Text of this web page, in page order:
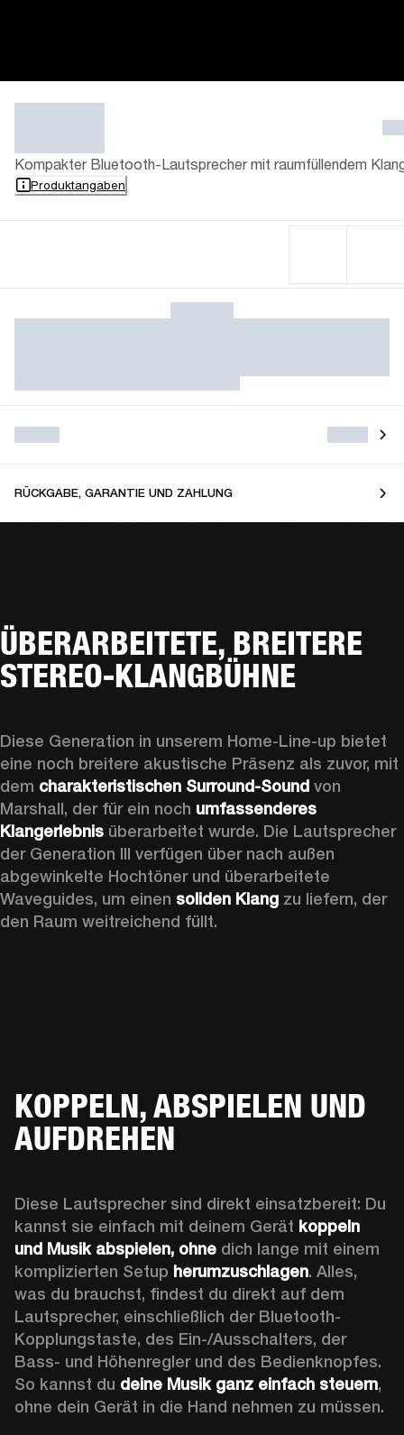
Kompakter Bluetooth-Lautsprecher mit raumfüllendem
Produktangaben
RÜCKGABE, GARANTIE UND ZAHLUNG
ÜBERARBEITETE, BREITERE
STEREO-KLANGBÜHNE
Diese Generation in unserem Home-Line-up bietet
eine noch breitere akustische Präsenz als zuvor, mit
dem charakteristischen Surround-Sound von
Marshall, der für ein noch umfassenderes
Klangerlebnis überarbeitet wurde. Die Lautsprecher
der Generation III verfügen über nach außen
abgewinkelte Hochtöner und überarbeitete
Waveguides, um einen soliden Klang zu liefern, der
den Raum weitreichend füllt.
KOPPELN, ABSPIELEN UND
AUFDREHEN
Diese Lautsprecher sind direkt einsatzbereit: Du
kannst sie einfach mit deinem Gerät koppeln
und Musik abspielen, ohne dich lange mit einem
komplizierten Setup herumzuschlagen. Alles,
was du brauchst, findest du direkt auf dem
Lautsprecher, einschließlich der Bluetooth-
Kopplungstaste, des Ein-/Ausschalters, der
Bass- und Höhenregler und des Bedienknopfes.
So kannst du deine Musik ganz einfach steuern,
ohne dein Gerät in die Hand nehmen zu müssen.